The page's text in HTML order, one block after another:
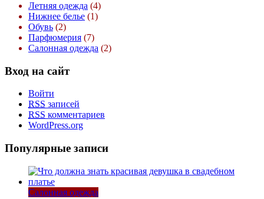
Летняя одежда (4)
Нижнее белье (1)
Обувь (2)
Парфюмерия (7)
Салонная одежда (2)
Вход на сайт
Войти
RSS записей
RSS комментариев
WordPress.org
Популярные записи
Салонная одежда